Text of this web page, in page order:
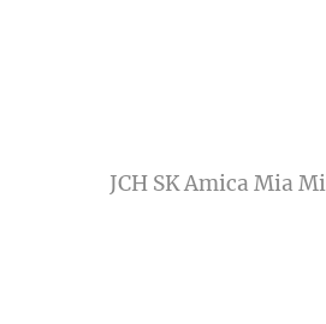
JCH SK Amica Mia